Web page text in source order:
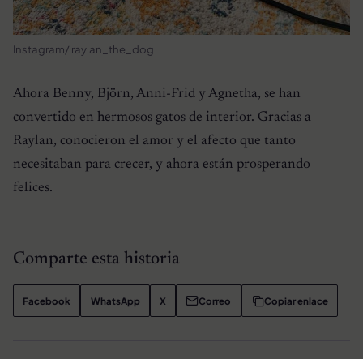
Instagram/ raylan_the_dog
Ahora Benny, Björn, Anni-Frid y Agnetha, se han
convertido en hermosos gatos de interior. Gracias a
Raylan, conocieron el amor y el afecto que tanto
necesitaban para crecer, y ahora están prosperando
felices.
Comparte esta historia
Facebook WhatsApp X Correo Copiar enlace